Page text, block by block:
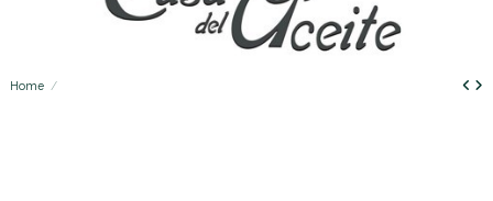
Home